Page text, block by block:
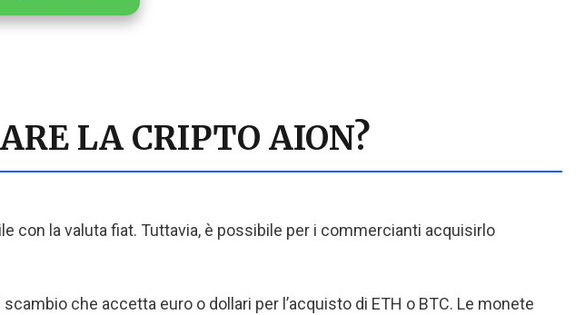
LA CRIPTO AION?
con la valuta fiat. Tuttavia, è possibile per i commercianti acquisirlo
che accetta euro o dollari per l’acquisto di ETH o BTC. Le monete